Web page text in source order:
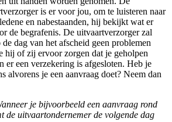
is er voor jou, om te luisteren naar
en nabestaanden, hij bekijkt wat er
de begrafenis. De uitvaartverzorger zal
dag van het afscheid geen problemen
hij of zij ervoor zorgen dat je geholpen
er een verzekering is afgesloten. Heb je
alvorens je een aanvraag doet? Neem dan
je bijvoorbeeld een aanvraag rond
de uitvaartondernemer de volgende dag